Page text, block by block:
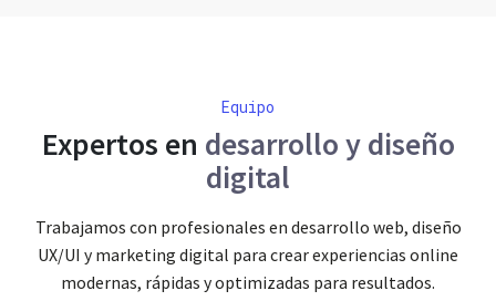
Equipo
Expertos en desarrollo y diseño
digital
Trabajamos con profesionales en desarrollo web, diseño
UX/UI y marketing digital para crear experiencias online
modernas, rápidas y optimizadas para resultados.